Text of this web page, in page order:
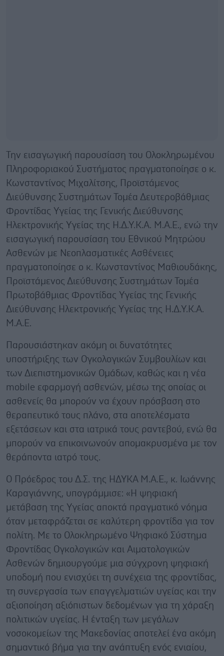
Την εισαγωγική παρουσίαση του Ολοκληρωμένου
Πληροφοριακού Συστήματος πραγματοποίησε ο κ.
Κωνσταντίνος Μιχαλίτσης, Προϊστάμενος
Διεύθυνσης Συστημάτων Τομέα Δευτεροβάθμιας
Φροντίδας Υγείας της Γενικής Διεύθυνσης
Ηλεκτρονικής Υγείας της Η.Δ.Υ.Κ.Α. Μ.Α.Ε., ενώ την
εισαγωγική παρουσίαση του Εθνικού Μητρώου
Ασθενών με Νεοπλασματικές Ασθένειες
πραγματοποίησε ο κ. Κωνσταντίνος Μαθιουδάκης,
Προϊστάμενος Διεύθυνσης Συστημάτων Τομέα
Πρωτοβάθμιας Φροντίδας Υγείας της Γενικής
Διεύθυνσης Ηλεκτρονικής Υγείας της Η.Δ.Υ.Κ.Α.
Μ.Α.Ε.
Παρουσιάστηκαν ακόμη οι δυνατότητες
υποστήριξης των Ογκολογικών Συμβουλίων και
των Διεπιστημονικών Ομάδων, καθώς και η νέα
mobile εφαρμογή ασθενών, μέσω της οποίας οι
ασθενείς θα μπορούν να έχουν πρόσβαση στο
θεραπευτικό τους πλάνο, στα αποτελέσματα
εξετάσεων και στα ιατρικά τους ραντεβού, ενώ θα
μπορούν να επικοινωνούν απομακρυσμένα με τον
θεράποντα ιατρό τους.
Ο Πρόεδρος του Δ.Σ. της ΗΔΥΚΑ Μ.Α.Ε., κ. Ιωάννης
Καραγιάννης, υπογράμμισε: «Η ψηφιακή
μετάβαση της Υγείας αποκτά πραγματικό νόημα
όταν μεταφράζεται σε καλύτερη φροντίδα για τον
πολίτη. Με το Ολοκληρωμένο Ψηφιακό Σύστημα
Φροντίδας Ογκολογικών και Αιματολογικών
Ασθενών δημιουργούμε μια σύγχρονη ψηφιακή
υποδομή που ενισχύει τη συνέχεια της φροντίδας,
τη συνεργασία των επαγγελματιών υγείας και την
αξιοποίηση αξιόπιστων δεδομένων για τη χάραξη
πολιτικών υγείας. Η ένταξη των μεγάλων
νοσοκομείων της Μακεδονίας αποτελεί ένα ακόμη
σημαντικό βήμα για την ανάπτυξη ενός ενιαίου,